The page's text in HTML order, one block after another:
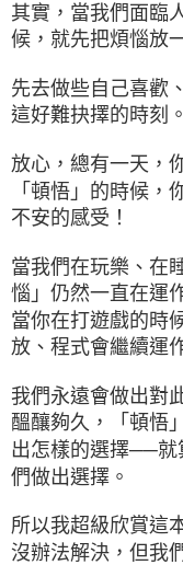
其實，當我們面臨
候，就先把煩惱放
先去做些自己喜歡
這好難抉擇的時刻。
放心，總有一天，
「頓悟」的時候，
不安的感受！
當我們在玩樂、在
惱」仍然一直在運
當你在打遊戲的時
放、程式會繼續運
我們永遠會做出對
醞釀夠久，「頓悟
出怎樣的選擇──就
們做出選擇。
所以我超級欣賞這
沒辦法解決，但我